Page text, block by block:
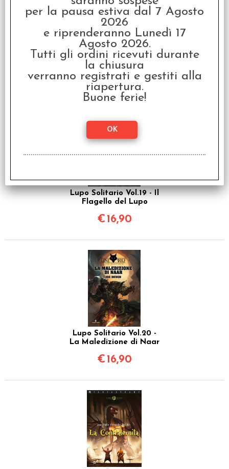
Dedalo Vol.3 - L'Altra
Porta
€12,90
Lupo Solitario Vol.19 - Il
Flagello del Lupo
€ 16,90
Lupo Solitario Vol.20 -
La Maledizione di Naar
€ 16,90
per la pausa estiva dal 7 Agosto
2026
e riprenderanno Lunedì 17
Agosto 2026.
Tutti gli ordini ricevuti durante
la chiusura
verranno registrati e gestiti alla
riapertura.
Buone ferie!